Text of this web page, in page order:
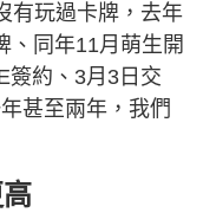
有玩過卡牌，去年
、同年11月萌生開
簽約、3月3日交
甚至兩年，我們